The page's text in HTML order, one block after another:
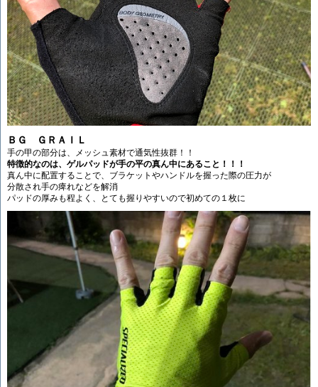
ＢＧ ＧＲＡＩＬ
手の甲の部分は、メッシュ素材で通気性抜群！！
特徴的なのは、ゲルパッドが手の平の真ん中にあること！！！
真ん中に配置することで、ブラケットやハンドルを握った際の圧力が
分散され手の痺れなどを解消
パッドの厚みも程よく、とても握りやすいので初めての１枚に